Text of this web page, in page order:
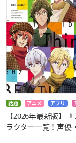
調査期間：2026年4
有効投票数：2,082票
話題 アニメ アプリ
【2026年最新版】
ラクター一覧！声優